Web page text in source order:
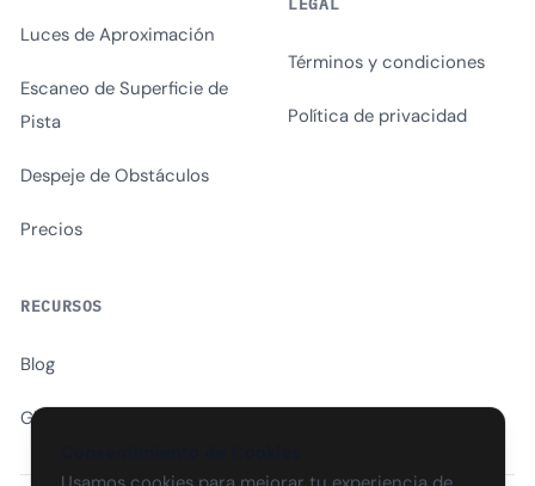
Luces de Aproximación
Escaneo de Superficie de
Pista
Despeje de Obstáculos
Precios
RECURSOS
Blog
Glosario
Términos y condiciones
Política de privacidad